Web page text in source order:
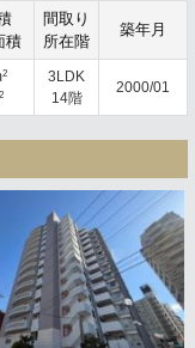
積
間取り
所在階
築年月
2
2
3LDK
14階
2000/01